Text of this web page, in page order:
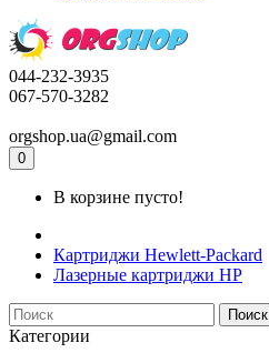
044-232-3935
067-570-3282
orgshop.ua@gmail.com
0
В корзине пусто!
Картриджи Hewlett-Packard
Лазерные картриджи HP
Поиск
Категории